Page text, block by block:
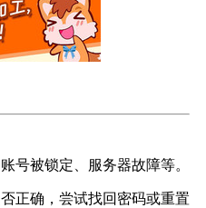
号被锁定、服务器故障等。
正确，尝试找回密码或重置